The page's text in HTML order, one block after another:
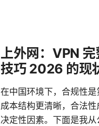
上外网：VPN
技巧 2026 的现
在中国环境下，合规性
成本结构更清晰，合法
决定性因素。下面是我从